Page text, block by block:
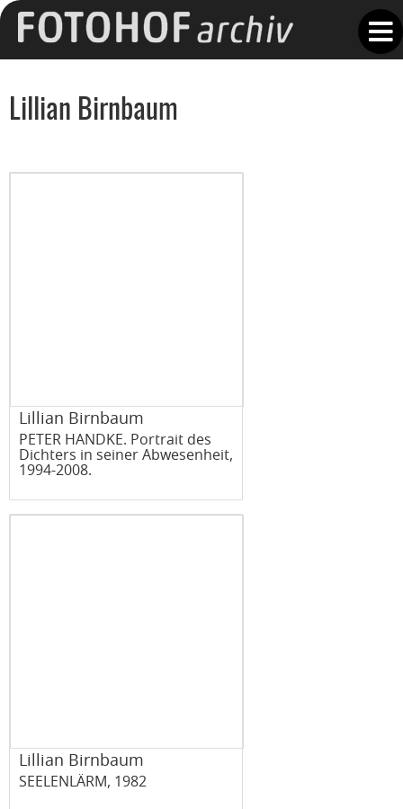
Lillian Birnbaum
Lillian Birnbaum
PETER HANDKE. Portrait des
Dichters in seiner Abwesenheit,
1994-2008.
Lillian Birnbaum
SEELENLÄRM, 1982